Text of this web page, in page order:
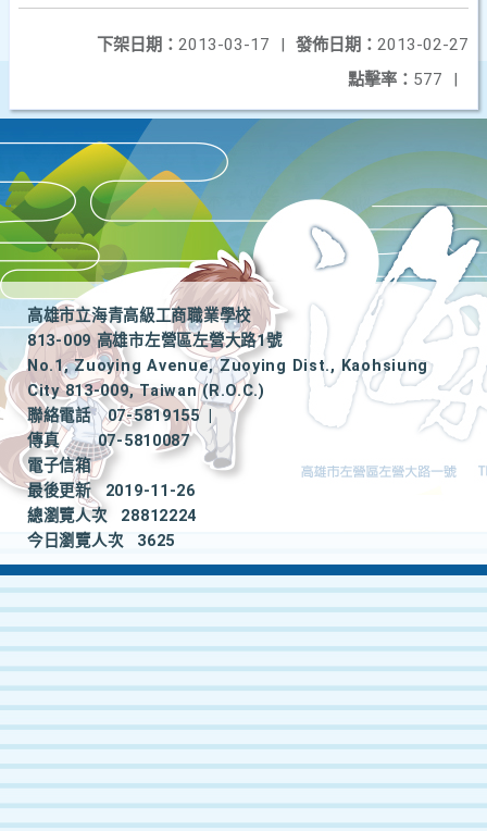
發佈日期： 2013-02-27
下架日期： 2013-03-17
|
點擊率： 577 |
高雄市立海青高級工商職業學校
813-009 高雄市左營區左營大路1號
No.1, Zuoying Avenue, Zuoying Dist., Kaohsiung
City 813-009, Taiwan (R.O.C.)
聯絡電話
07-5819155
|
傳真
07-5810087
電子信箱
最後更新
2019-11-26
總瀏覽人次
28812224
今日瀏覽人次
3625